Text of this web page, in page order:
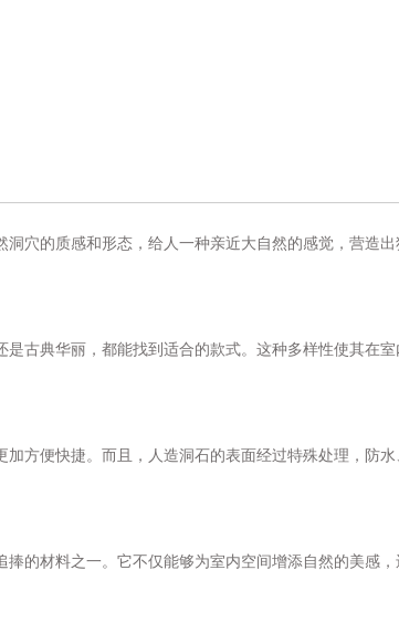
穴的质感和形态，给人一种亲近大自然的感觉，营造
古典华丽，都能找到适合的款式。这种多样性使其在
方便快捷。而且，人造洞石的表面经过特殊处理，防
的材料之一。它不仅能够为室内空间增添自然的美感